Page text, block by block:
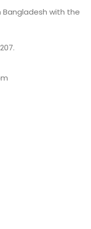
Bangladesh with the